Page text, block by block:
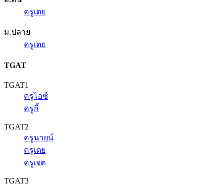
ครูเตย
ม.ปลาย
ครูเตย
TGAT
TGAT1
ครูไอซ์
ครูกี้
TGAT2
ครูนายน์
ครูเตย
ครูเจต
TGAT3